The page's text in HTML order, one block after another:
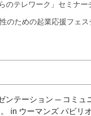
のテレワーク」セミナー
のための起業応援フェス
ンテーション ─ コミュ
in ウーマンズ パビリ